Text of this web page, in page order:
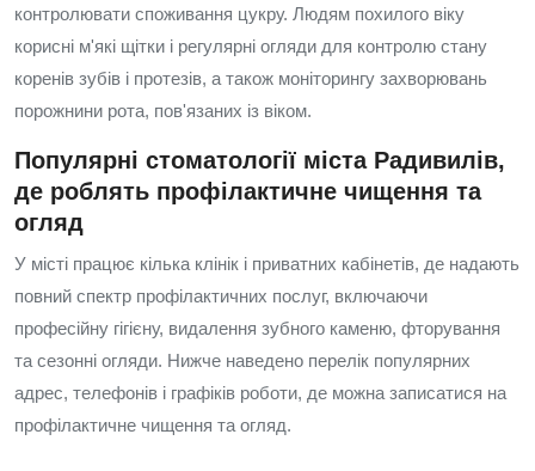
контролювати споживання цукру. Людям похилого віку
корисні м'які щітки і регулярні огляди для контролю стану
коренів зубів і протезів, а також моніторингу захворювань
порожнини рота, пов'язаних із віком.
Популярні стоматології міста Радивилів,
де роблять профілактичне чищення та
огляд
У місті працює кілька клінік і приватних кабінетів, де надають
повний спектр профілактичних послуг, включаючи
професійну гігієну, видалення зубного каменю, фторування
та сезонні огляди. Нижче наведено перелік популярних
адрес, телефонів і графіків роботи, де можна записатися на
профілактичне чищення та огляд.